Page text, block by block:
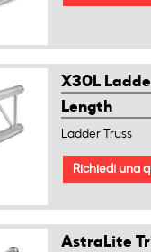
X30L
Length
Ladder Truss
Richiedi una
AstraLite